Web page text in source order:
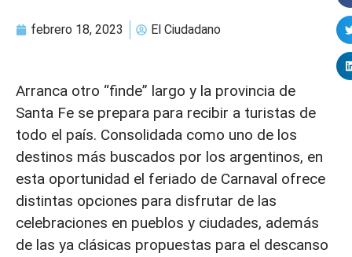
febrero 18, 2023 El Ciudadano
Arranca otro “finde” largo y la provincia de
Santa Fe se prepara para recibir a turistas de
todo el país. Consolidada como uno de los
destinos más buscados por los argentinos, en
esta oportunidad el feriado de Carnaval ofrece
distintas opciones para disfrutar de las
celebraciones en pueblos y ciudades, además
de las ya clásicas propuestas para el descanso